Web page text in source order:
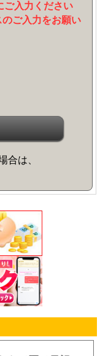
ご入力ください
ご入力をお願い
合は、